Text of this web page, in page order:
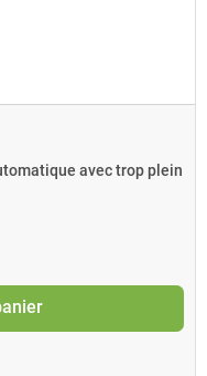
avec trop plein